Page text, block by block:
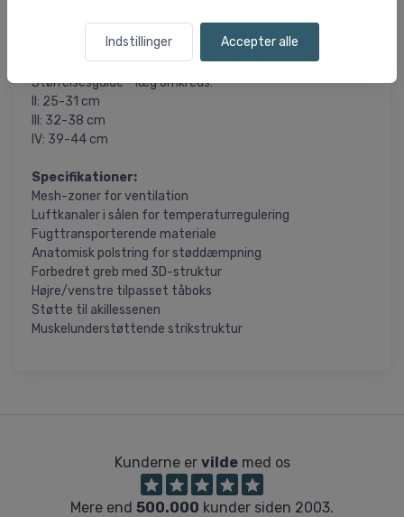
Indstillinger Accepter alle
til muskulaturen og stabilisering af fod og ankel under
Størrelsesguide - læg omkreds:
II: 25-31 cm
III: 32-38 cm
IV: 39-44 cm
Specifikationer:
Mesh-zoner for ventilation
Luftkanaler i sålen for temperaturregulering
Fugttransporterende materiale
Anatomisk polstring for støddæmpning
Forbedret greb med 3D-struktur
Højre/venstre tilpasset tåboks
Støtte til akillessenen
Muskelunderstøttende strikstruktur
Kunderne er vildemed os
Mere end 500.000 kunder siden 2003.